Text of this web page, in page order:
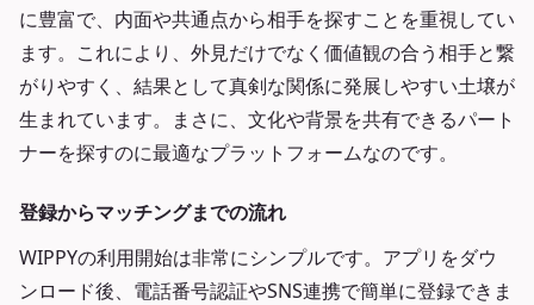
に豊富で、内面や共通点から相手を探すことを重視してい
ます。これにより、外見だけでなく価値観の合う相手と繋
がりやすく、結果として真剣な関係に発展しやすい土壌が
生まれています。まさに、文化や背景を共有できるパート
ナーを探すのに最適なプラットフォームなのです。
登録からマッチングまでの流れ
WIPPYの利用開始は非常にシンプルです。アプリをダウ
ンロード後、電話番号認証やSNS連携で簡単に登録できま